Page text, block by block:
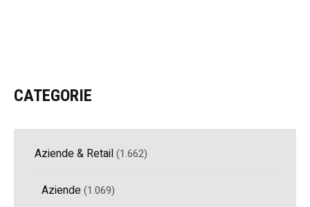
CATEGORIE
Aziende & Retail(1.662)
Aziende(1.069)